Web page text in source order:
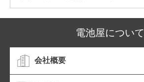
電池屋について
会社概要